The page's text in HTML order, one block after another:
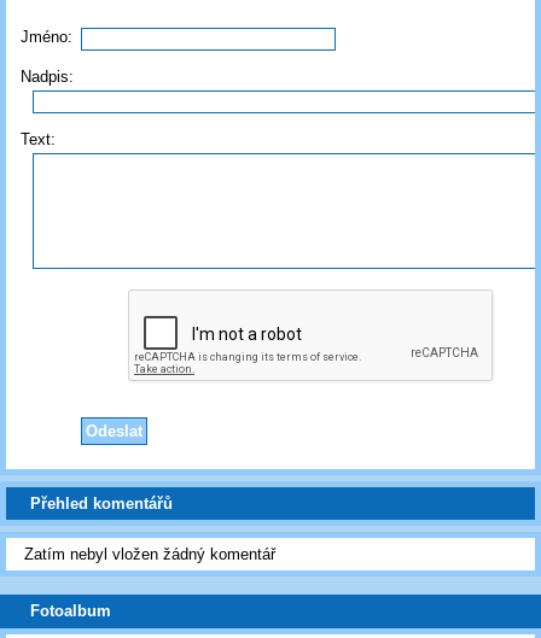
Jméno:
Nadpis:
Text:
Přehled komentářů
Zatím nebyl vložen žádný komentář
Fotoalbum